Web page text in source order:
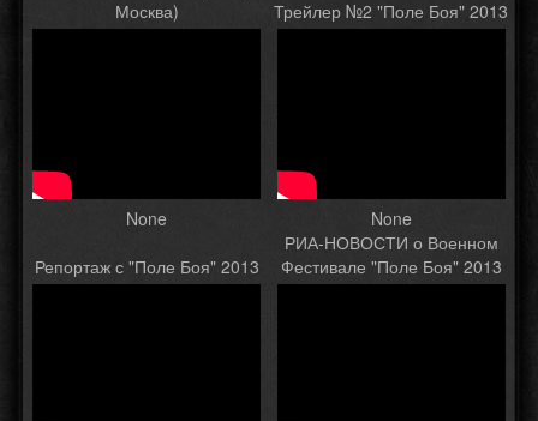
Москва)
None
Трейлер №2 "Поле Боя" 2013
None
Репортаж с "Поле Боя" 2013
РИА-НОВОСТИ о Военном
Фестивале "Поле Боя" 2013